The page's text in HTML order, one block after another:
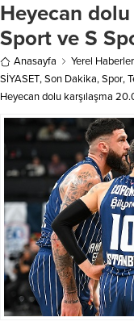
Heyecan dolu
Sport ve S
Anasayfa Yerel Haberler
SİYASET,Son Dakika,Spor,
Heyecan dolu karşılaşma